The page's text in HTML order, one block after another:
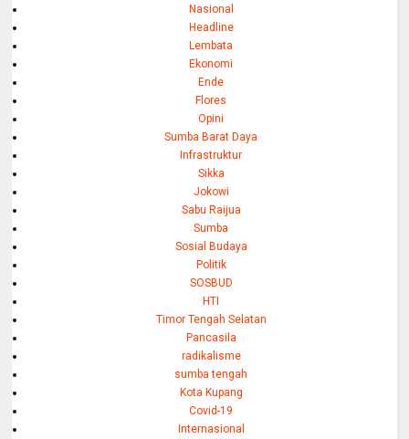
Nasional
Headline
Lembata
Ekonomi
Ende
Flores
Opini
Sumba Barat Daya
Infrastruktur
Sikka
Jokowi
Sabu Raijua
Sumba
Sosial Budaya
Politik
SOSBUD
HTI
Timor Tengah Selatan
Pancasila
radikalisme
sumba tengah
Kota Kupang
Covid-19
Internasional